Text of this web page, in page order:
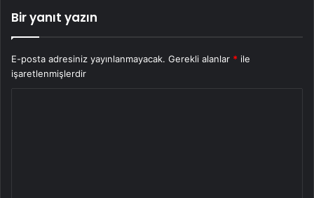
Bir yanıt yazın
E-posta adresiniz yayınlanmayacak. Gerekli alanlar * ile
işaretlenmişlerdir